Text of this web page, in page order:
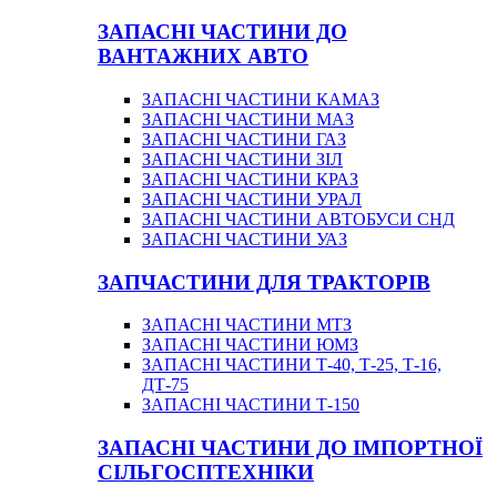
ЗАПАСНІ ЧАСТИНИ ДО
ВАНТАЖНИХ АВТО
ЗАПАСНІ ЧАСТИНИ КАМАЗ
ЗАПАСНІ ЧАСТИНИ МАЗ
ЗАПАСНІ ЧАСТИНИ ГАЗ
ЗАПАСНІ ЧАСТИНИ ЗІЛ
ЗАПАСНІ ЧАСТИНИ КРАЗ
ЗАПАСНІ ЧАСТИНИ УРАЛ
ЗАПАСНІ ЧАСТИНИ АВТОБУСИ СНД
ЗАПАСНІ ЧАСТИНИ УАЗ
ЗАПЧАСТИНИ ДЛЯ ТРАКТОРІВ
ЗАПАСНІ ЧАСТИНИ МТЗ
ЗАПАСНІ ЧАСТИНИ ЮМЗ
ЗАПАСНІ ЧАСТИНИ Т-40, Т-25, Т-16,
ДТ-75
ЗАПАСНІ ЧАСТИНИ Т-150
ЗАПАСНІ ЧАСТИНИ ДО ІМПОРТНОЇ
СІЛЬГОСПТЕХНІКИ